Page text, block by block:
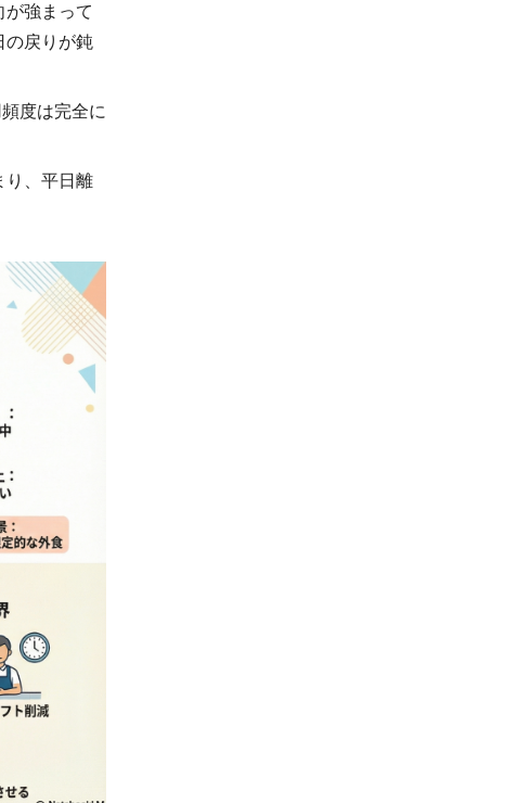
強まって
の戻りが鈍
度は完全に
り、平日離